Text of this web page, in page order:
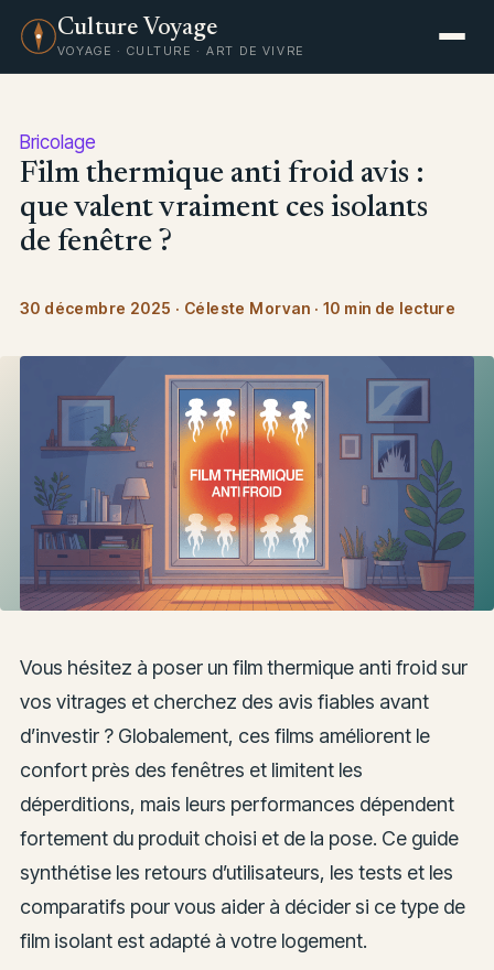
Culture Voyage
VOYAGE · CULTURE · ART DE VIVRE
Bricolage
Film thermique anti froid avis :
que valent vraiment ces isolants
de fenêtre ?
30 décembre 2025 · Céleste Morvan · 10 min de lecture
Vous hésitez à poser un film thermique anti froid sur
vos vitrages et cherchez des avis fiables avant
d’investir ? Globalement, ces films améliorent le
confort près des fenêtres et limitent les
déperditions, mais leurs performances dépendent
fortement du produit choisi et de la pose. Ce guide
synthétise les retours d’utilisateurs, les tests et les
comparatifs pour vous aider à décider si ce type de
film isolant est adapté à votre logement.